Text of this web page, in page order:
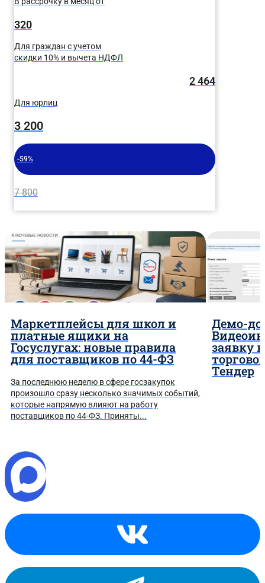
320
Для граждан с учетом
скидки 10% и вычета НДФЛ
2 464
Для юрлиц
3 200
-59%
7 800
Маркетплейсы для школ и
платные ящики на
Госуслугах: новые правила
для поставщиков по 44-ФЗ
За последнюю неделю в сфере госзакупок
произошло сразу несколько значимых событий,
которые напрямую влияют на работу
поставщиков по 44-ФЗ. Приняты...
Демо-
заявку
Тендер